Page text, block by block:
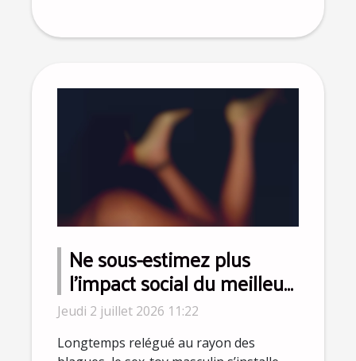
Ne sous-estimez plus
l’impact social du meilleur
sex-toy pour homme
Jeudi 2 juillet 2026 11:22
Longtemps relégué au rayon des